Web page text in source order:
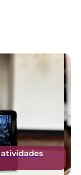
atividades